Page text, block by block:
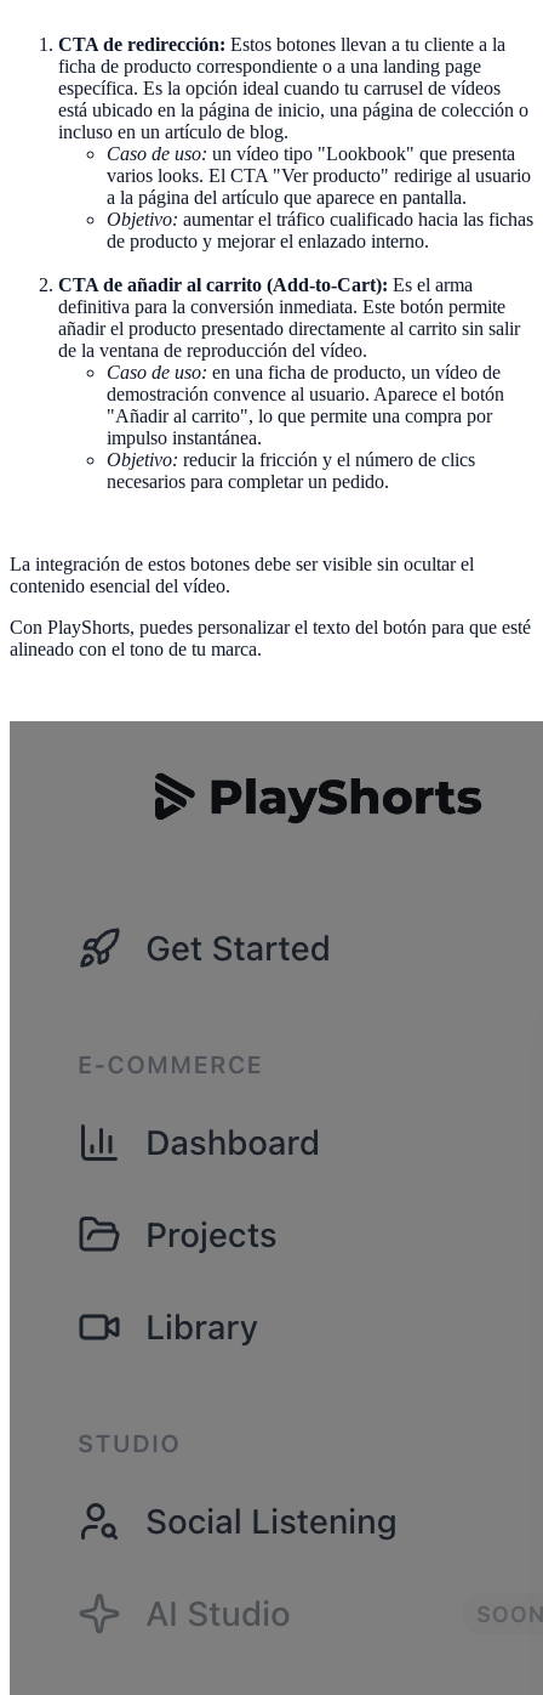
CTA de redirección: Estos botones llevan a tu cliente a la
ficha de producto correspondiente o a una landing page
específica. Es la opción ideal cuando tu carrusel de vídeos
está ubicado en la página de inicio, una página de colección o
incluso en un artículo de blog.
Caso de uso: un vídeo tipo "Lookbook" que presenta
varios looks. El CTA "Ver producto" redirige al usuario
a la página del artículo que aparece en pantalla.
Objetivo: aumentar el tráfico cualificado hacia las fichas
de producto y mejorar el enlazado interno.
CTA de añadir al carrito (Add-to-Cart): Es el arma
definitiva para la conversión inmediata. Este botón permite
añadir el producto presentado directamente al carrito sin salir
de la ventana de reproducción del vídeo.
Caso de uso: en una ficha de producto, un vídeo de
demostración convence al usuario. Aparece el botón
"Añadir al carrito", lo que permite una compra por
impulso instantánea.
Objetivo: reducir la fricción y el número de clics
necesarios para completar un pedido.
La integración de estos botones debe ser visible sin ocultar el
contenido esencial del vídeo.
Con PlayShorts, puedes personalizar el texto del botón para que esté
alineado con el tono de tu marca.